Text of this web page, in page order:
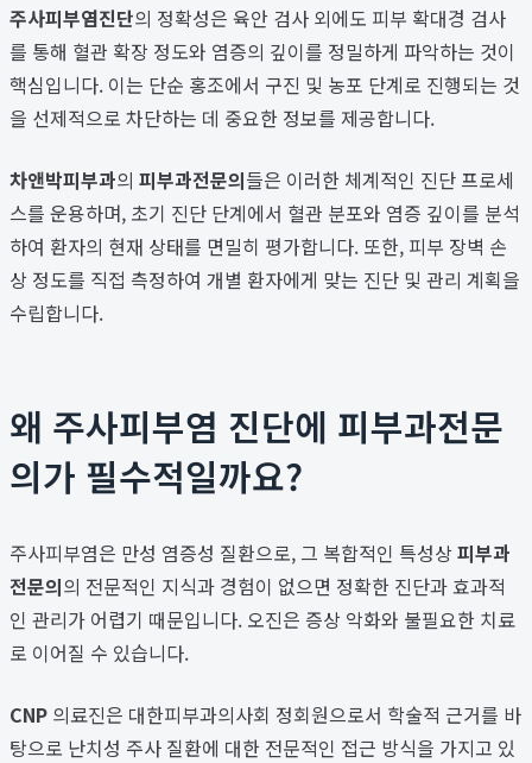
주사피부염진단의 정확성은 육안 검사 외에도 피부 확대경 검사
를 통해 혈관 확장 정도와 염증의 깊이를 정밀하게 파악하는 것이
핵심입니다. 이는 단순 홍조에서 구진 및 농포 단계로 진행되는 것
을 선제적으로 차단하는 데 중요한 정보를 제공합니다.
차앤박피부과의 피부과전문의들은 이러한 체계적인 진단 프로세
스를 운용하며, 초기 진단 단계에서 혈관 분포와 염증 깊이를 분석
하여 환자의 현재 상태를 면밀히 평가합니다. 또한, 피부 장벽 손
상 정도를 직접 측정하여 개별 환자에게 맞는 진단 및 관리 계획을
수립합니다.
왜 주사피부염 진단에 피부과전문
의가 필수적일까요?
주사피부염은 만성 염증성 질환으로, 그 복합적인 특성상피부과
전문의의 전문적인 지식과 경험이 없으면 정확한 진단과 효과적
인 관리가 어렵기 때문입니다. 오진은 증상 악화와 불필요한 치료
로 이어질 수 있습니다.
CNP 의료진은 대한피부과의사회 정회원으로서 학술적 근거를 바
탕으로 난치성 주사 질환에 대한 전문적인 접근 방식을 가지고 있